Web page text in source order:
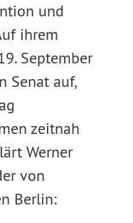
und
ihrem
September
Senat auf,
zeitnah
Werner
von
Berlin: